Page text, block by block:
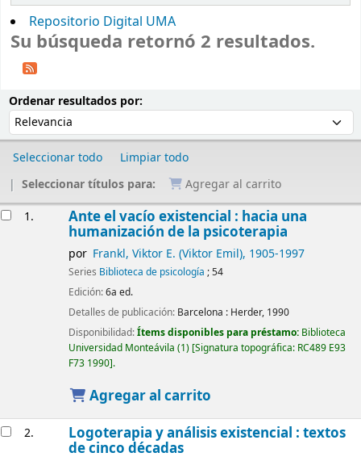
Repositorio Digital UMA
Su búsqueda retornó 2 resultados.
Ordenar resultados por:
Seleccionar todo
Limpiar todo
Seleccionar títulos para:
Agregar al carrito
1. Ante el vacío existencial : hacia una
humanización de la psicoterapia
por Frankl, Viktor E. (Viktor Emil), 1905-1997
Series Biblioteca de psicología ; 54
Edición:6a ed.
Detalles de publicación: Barcelona : Herder, 1990
Disponibilidad:Ítems disponibles para préstamo: Biblioteca
Universidad Monteávila (1) Signatura topográfica: RC489 E93
F73 1990 .
Agregar al carrito
2. Logoterapia y análisis existencial : textos
de cinco décadas